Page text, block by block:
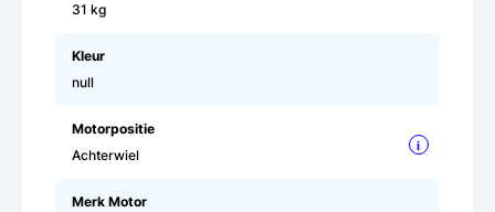
31 kg
Kleur
null
Motorpositie
Achterwiel
i
Merk Motor